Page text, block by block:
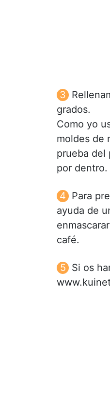
grados.
Como yo
moldes de
prueba del
por dentro.
Para
ayuda de
café.
Si os